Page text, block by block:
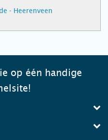
- Heerenveen
op één handige